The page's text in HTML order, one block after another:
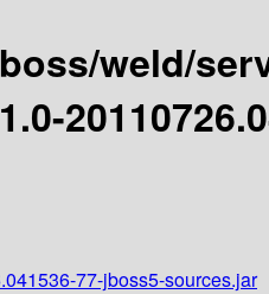
weld/
77-jboss5-sources.jar